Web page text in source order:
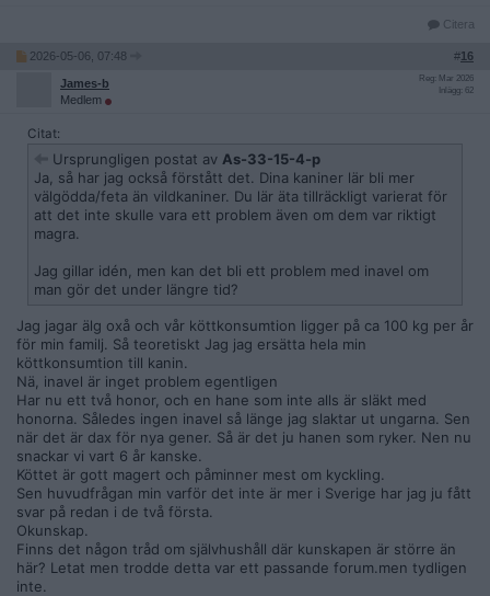
Citera
2026-05-06, 07:48 #16
James-b
Medlem
Reg: Mar 2026
Inlägg: 62
Citat:
Ursprungligen postat av As-33-15-4-p
Ja, så har jag också förstått det. Dina kaniner lär bli mer
välgödda/feta än vildkaniner. Du lär äta tillräckligt varierat för
att det inte skulle vara ett problem även om dem var riktigt
magra.
Jag gillar idén, men kan det bli ett problem med inavel om
man gör det under längre tid?
Jag jagar älg oxå och vår köttkonsumtion ligger på ca 100 kg per år
för min familj. Så teoretiskt Jag jag ersätta hela min
köttkonsumtion till kanin.
Nä, inavel är inget problem egentligen
Har nu ett två honor, och en hane som inte alls är släkt med
honorna. Således ingen inavel så länge jag slaktar ut ungarna. Sen
när det är dax för nya gener. Så är det ju hanen som ryker. Nen nu
snackar vi vart 6 år kanske.
Köttet är gott magert och påminner mest om kyckling.
Sen huvudfrågan min varför det inte är mer i Sverige har jag ju fått
svar på redan i de två första.
Okunskap.
Finns det någon tråd om självhushåll där kunskapen är större än
här? Letat men trodde detta var ett passande forum.men tydligen
inte.